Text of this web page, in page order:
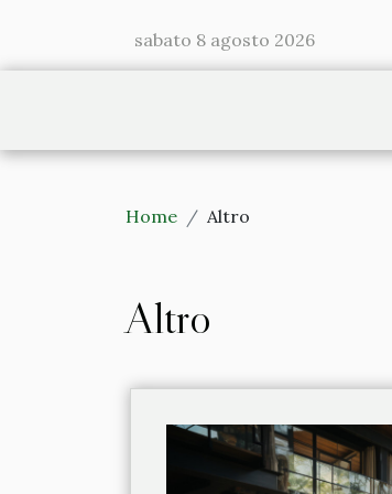
sabato 8 agosto 2026
Home Altro
Altro